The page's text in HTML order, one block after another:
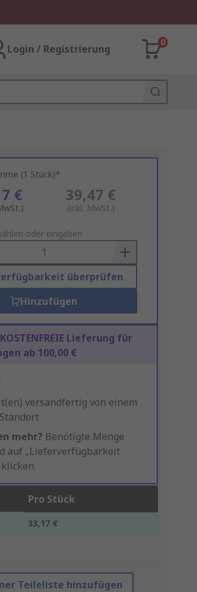
Login / Registrierung
0
(1 Stück)*
€ 39,47 €
(inkl. MwSt.)
oder eingeben
überprüfen
Hinzufügen
Lieferung für
ab 100,00 €
versandfertig von einem
mehr? Benötigte Menge
auf „Lieferverfügbarkeit
Pro Stück
33,17 €
Teileliste hinzufügen